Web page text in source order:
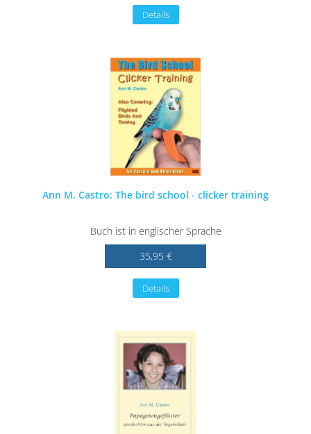
Details
Ann M. Castro: The bird school - clicker training
Buch ist in englischer Sprache
35,95 €
Details